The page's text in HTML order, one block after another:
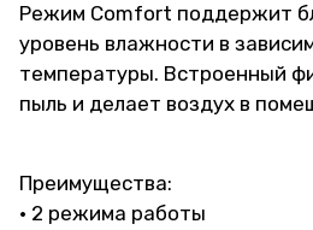
Режим Comfort поддержит
уровень влажности в
температуры. Встроенный
пыль и делает воздух в
Преимущества:
• 2 режима работы